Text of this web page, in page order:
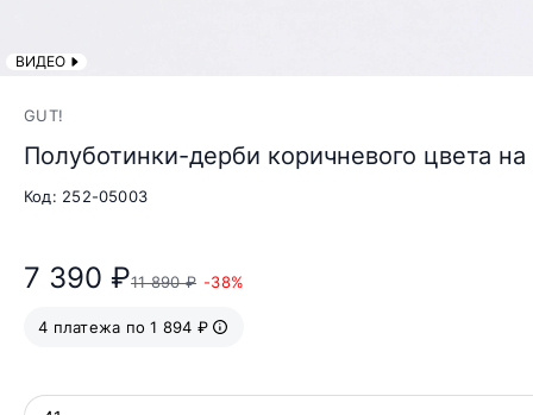
ВИДЕО
GUT!
Полуботинки-дерби коричневого цвета
Код: 252-05003
7 390 ₽11 890 ₽ -38%
4 платежа по 1 894 ₽